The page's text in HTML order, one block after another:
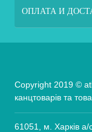
ОПЛАТА И
Copyright 2019 ©
канцтоварів та
61051, м. Харків а/